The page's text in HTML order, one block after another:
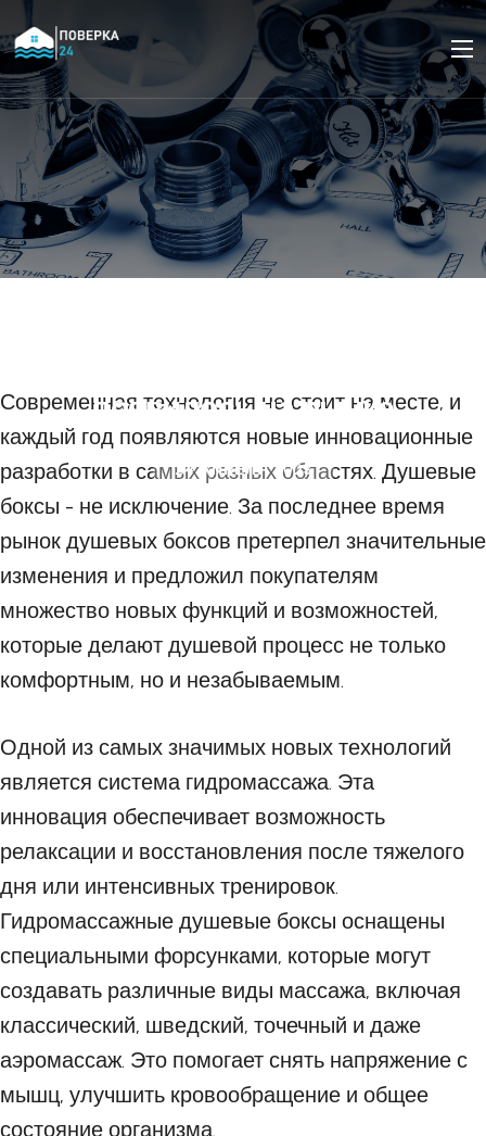
появилось на рынке
24 АПРЕЛЯ 2023
Современная технология не стоит на месте, и
каждый год появляются новые инновационные
разработки в самых разных областях. Душевые
боксы - не исключение. За последнее время
рынок душевых боксов претерпел значительные
изменения и предложил покупателям
множество новых функций и возможностей,
которые делают душевой процесс не только
комфортным, но и незабываемым.
Одной из самых значимых новых технологий
является система гидромассажа. Эта
инновация обеспечивает возможность
релаксации и восстановления после тяжелого
дня или интенсивных тренировок.
Гидромассажные душевые боксы оснащены
специальными форсунками, которые могут
создавать различные виды массажа, включая
классический, шведский, точечный и даже
аэромассаж. Это помогает снять напряжение с
мышц, улучшить кровообращение и общее
состояние организма.